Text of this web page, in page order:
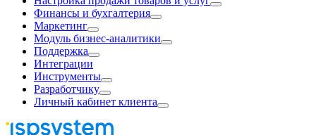
Финансы и бухгалтерия
Маркетинг
Модуль бизнес-аналитики
Поддержка
Интеграции
Инструменты
Разработчику
Личный кабинет клиента